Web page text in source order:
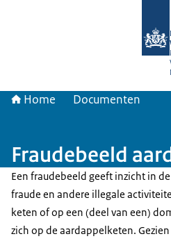
Home Documenten
Fraudebeeld
Een fraudebeeld geeft inzicht in
fraude en andere illegale
keten of op een (deel van een)
zich op de aardappelketen.